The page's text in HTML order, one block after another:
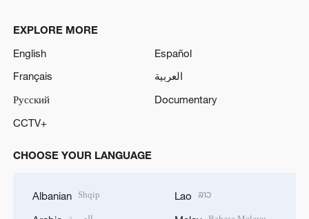
EXPLORE MORE
English
Español
Français
العربية
Русский
Documentary
CCTV+
CHOOSE YOUR LANGUAGE
Albanian Shqip Lao ລາວ